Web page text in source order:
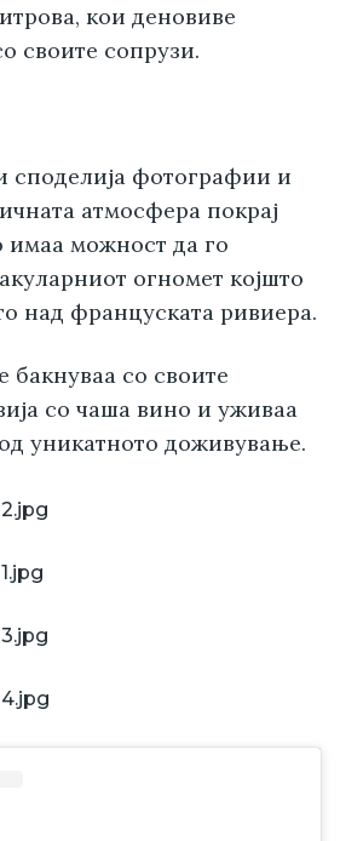
кои деновиве
своите сопрузи.
споделија фотографии и
атмосфера покрај
имаа можност да го
огномет којшто
над француската ривиера.
со своите
со чаша вино и уживаа
уникатното доживување.